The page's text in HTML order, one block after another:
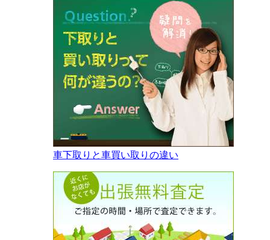
車下取りと車買い取りの違い